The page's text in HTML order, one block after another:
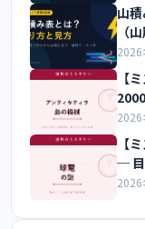
山
（
2026
【
2026
【
─ 目
2026